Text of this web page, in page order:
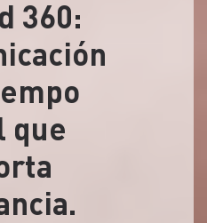
360:
que